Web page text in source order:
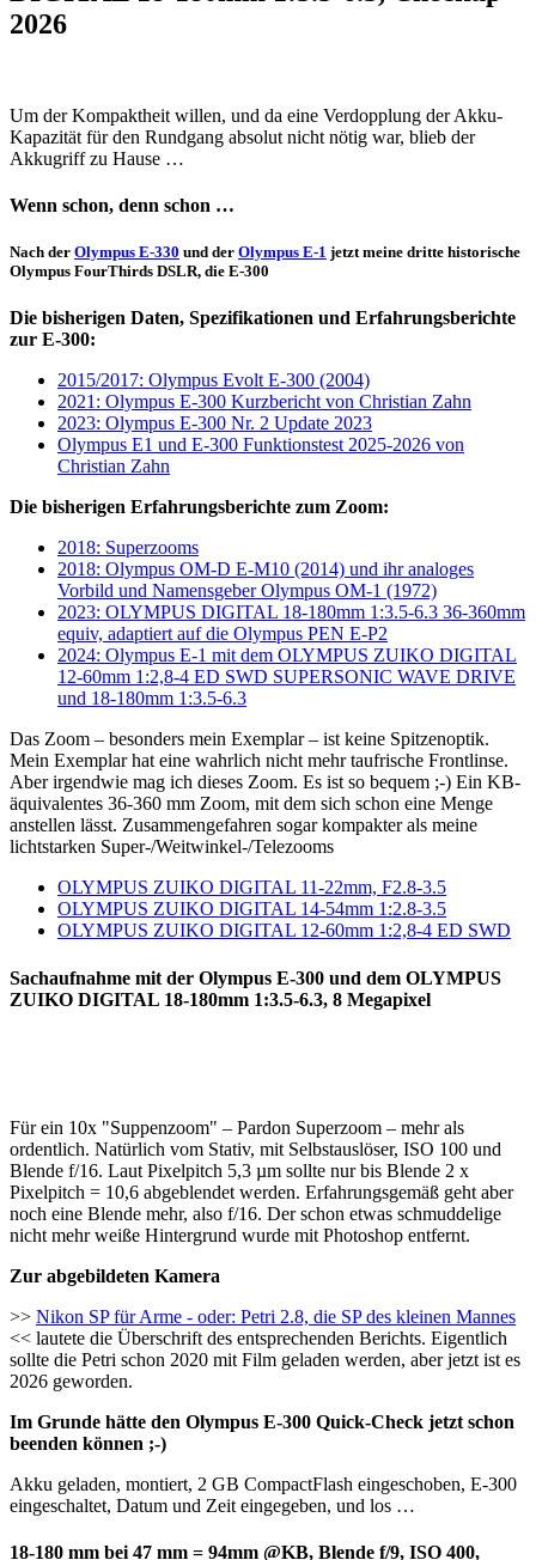
2026
Um der Kompaktheit willen, und da eine Verdopplung der Akku-
Kapazität für den Rundgang absolut nicht nötig war, blieb der
Akkugriff zu Hause …
Wenn schon, denn schon …
Nach der Olympus E-330 und der Olympus E-1 jetzt meine dritte historische
Olympus FourThirds DSLR, die E-300
Die bisherigen Daten, Spezifikationen und Erfahrungsberichte
zur E-300:
2015/2017: Olympus Evolt E-300 (2004)
2021: Olympus E-300 Kurzbericht von Christian Zahn
2023: Olympus E-300 Nr. 2 Update 2023
Olympus E1 und E-300 Funktionstest 2025-2026 von
Christian Zahn
Die bisherigen Erfahrungsberichte zum Zoom:
2018: Superzooms
2018: Olympus OM-D E-M10 (2014) und ihr analoges
Vorbild und Namensgeber Olympus OM-1 (1972)
2023: OLYMPUS DIGITAL 18-180mm 1:3.5-6.3 36-360mm
equiv, adaptiert auf die Olympus PEN E-P2
2024: Olympus E-1 mit dem OLYMPUS ZUIKO DIGITAL
12-60mm 1:2,8-4 ED SWD SUPERSONIC WAVE DRIVE
und 18-180mm 1:3.5-6.3
Das Zoom – besonders mein Exemplar – ist keine Spitzenoptik.
Mein Exemplar hat eine wahrlich nicht mehr taufrische Frontlinse.
Aber irgendwie mag ich dieses Zoom. Es ist so bequem ;-) Ein KB-
äquivalentes 36-360 mm Zoom, mit dem sich schon eine Menge
anstellen lässt. Zusammengefahren sogar kompakter als meine
lichtstarken Super-/Weitwinkel-/Telezooms
OLYMPUS ZUIKO DIGITAL 11-22mm, F2.8-3.5
OLYMPUS ZUIKO DIGITAL 14-54mm 1:2.8-3.5
OLYMPUS ZUIKO DIGITAL 12-60mm 1:2,8-4 ED SWD
Sachaufnahme mit der Olympus E-300 und dem OLYMPUS
ZUIKO DIGITAL 18-180mm 1:3.5-6.3, 8 Megapixel
Für ein 10x "Suppenzoom" – Pardon Superzoom – mehr als
ordentlich. Natürlich vom Stativ, mit Selbstauslöser, ISO 100 und
Blende f/16. Laut Pixelpitch 5,3 µm sollte nur bis Blende 2 x
Pixelpitch = 10,6 abgeblendet werden. Erfahrungsgemäß geht aber
noch eine Blende mehr, also f/16. Der schon etwas schmuddelige
nicht mehr weiße Hintergrund wurde mit Photoshop entfernt.
Zur abgebildeten Kamera
>> Nikon SP für Arme - oder: Petri 2.8, die SP des kleinen Mannes
<< lautete die Überschrift des entsprechenden Berichts. Eigentlich
sollte die Petri schon 2020 mit Film geladen werden, aber jetzt ist es
2026 geworden.
Im Grunde hätte den Olympus E-300 Quick-Check jetzt schon
beenden können ;-)
Akku geladen, montiert, 2 GB CompactFlash eingeschoben, E-300
eingeschaltet, Datum und Zeit eingegeben, und los …
18-180 mm bei 47 mm = 94mm @KB, Blende f/9, ISO 400,